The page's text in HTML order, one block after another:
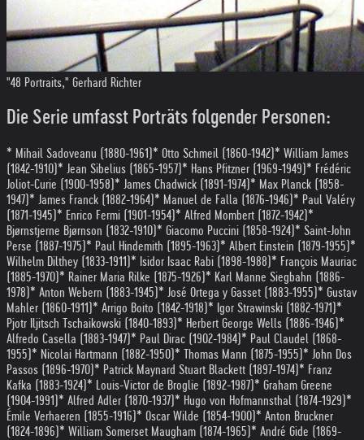
"48 Portraits," Gerhard Richter
Die Serie umfasst Porträts folgender Personen:
* Mihail Sadoveanu (1880-1961) * Otto Schmeil (1860-1942) * William James
(1842-1910) * Jean Sibelius (1865-1957) * Hans Pfitzner (1969-1949) * Frédéric
Joliot-Curie (1900-1958) * James Chadwick (1891-1974) * Max Planck (1858-
1947) * James Franck (1882-1964) * Manuel de Falla (1876-1946) * Paul Valéry
(1871-1945) * Enrico Fermi (1901-1954) * Alfred Mombert (1872-1942) *
Bjørnstjerne Bjørnson (1832-1910) * Giacomo Puccini (1858-1924) * Saint-John
Perse (1887-1975) * Paul Hindemith (1895-1963) * Albert Einstein (1879-1955) *
Wilhelm Dilthey (1833-1911) * Isidor Isaac Rabi (1898-1988) * François Mauriac
(1885-1970) * Rainer Maria Rilke (1875-1926) * Karl Manne Siegbahn (1886-
1978) * Anton Webern (1883-1945) * José Ortega y Gasset (1883-1955) * Gustav
Mahler (1860-1911) * Arrigo Boito (1842-1918) * Igor Strawinski (1882-1971) *
Pjotr Iljitsch Tschaikowski (1840-1893) * Herbert George Wells (1886-1946) *
Alfredo Casella (1883-1947) * Paul Dirac (1902-1984) * Paul Claudel (1868-
1955) * Nicolai Hartmann (1882-1950) * Thomas Mann (1875-1955) * John Dos
Passos (1896-1970) * Patrick Maynard Stuart Blackett (1897-1974) * Franz
Kafka (1883-1924) * Louis-Victor de Broglie (1892-1987) * Graham Greene
(1904-1991) * Alfred Adler (1870-1937) * Hugo von Hofmannsthal (1874-1929) *
Émile Verhaeren (1855-1916) * Oscar Wilde (1854-1900) * Anton Bruckner
(1824-1896) * William Somerset Maugham (1874-1965) * André Gide (1869-